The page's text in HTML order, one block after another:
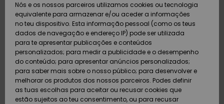
Calçado e
chinelos
Surfe/água
Snow
Calçado e
chinelos
Surfe/água
Neve
Highlights
Snow
SURF
Highlights
Community
SNOW
Criança
Snow Shop
Feminino
Highlights
DUPLA
PROMO
Outlet
Mulher
Pagamento
Cartão
presente
Quiksilver
Freedom
Nós e os nossos parceiros utilizamos cookies ou tecnologia
equivalente para armazenar e/ou aceder a informações
no teu dispositivo. Esta informação pessoal (como os teus
dados de navegação e endereço IP) pode ser utilizada
para te apresentar publicações e conteúdos
personalizados; para medir a publicidade e o desempenho
do conteúdo; para apresentar anúncios personalizados;
para saber mais sobre o nosso público; para desenvolver e
melhorar os produtos dos nossos parceiros. Podes definir
as tuas escolhas para aceitar ou recusar cookies que
estão sujeitos ao teu consentimento, ou para recusar